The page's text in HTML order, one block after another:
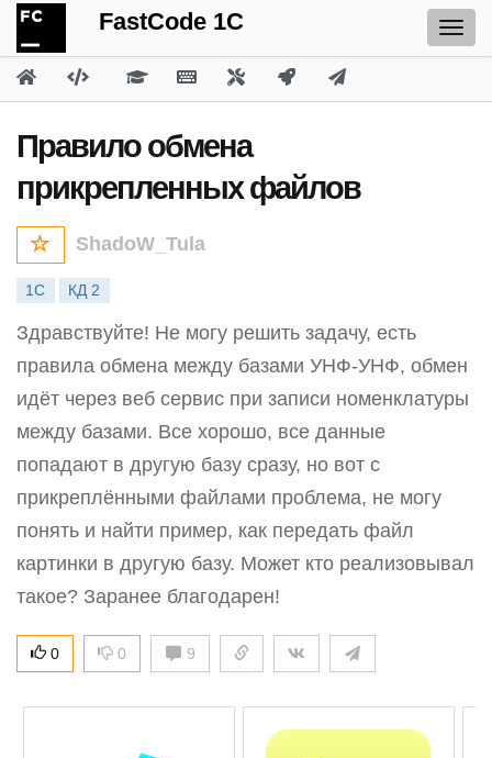
FastCode 1C
Правило обмена
прикрепленных файлов
ShadoW_Tula
1С КД 2
Здравствуйте! Не могу решить задачу, есть
правила обмена между базами УНФ-УНФ, обмен
идёт через веб сервис при записи номенклатуры
между базами. Все хорошо, все данные
попадают в другую базу сразу, но вот с
прикреплёнными файлами проблема, не могу
понять и найти пример, как передать файл
картинки в другую базу. Может кто реализовывал
такое? Заранее благодарен!
0 0 9